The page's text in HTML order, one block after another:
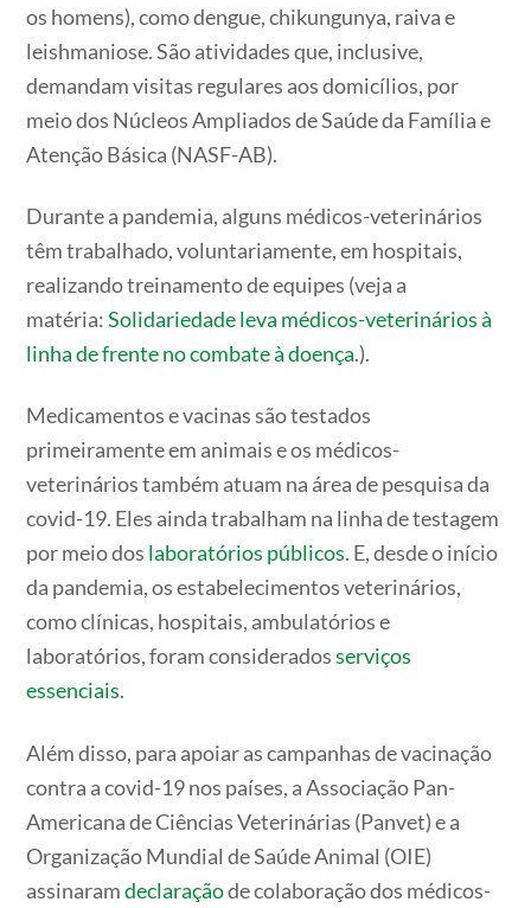
os homens), como dengue, chikungunya, raiva e
leishmaniose. São atividades que, inclusive,
demandam visitas regulares aos domicílios, por
meio dos Núcleos Ampliados de Saúde da Família e
Atenção Básica (NASF-AB).
Durante a pandemia, alguns médicos-veterinários
têm trabalhado, voluntariamente, em hospitais,
realizando treinamento de equipes (veja a
matéria:Solidariedade leva médicos-veterinários à
linha de frente no combate à doença.).
Medicamentos e vacinas são testados
primeiramente em animais e os médicos-
veterinários também atuam na área de pesquisa da
covid-19. Eles ainda trabalham na linha de testagem
por meio dos laboratórios públicos. E, desde o início
da pandemia, os estabelecimentos veterinários,
como clínicas, hospitais, ambulatórios e
laboratórios, foram consideradosserviços
essenciais.
Além disso, para apoiar as campanhas de vacinação
contra a covid-19 nos países, a Associação Pan-
Americana de Ciências Veterinárias (Panvet) e a
Organização Mundial de Saúde Animal (OIE)
assinaramdeclaraçãode colaboração dos médicos-